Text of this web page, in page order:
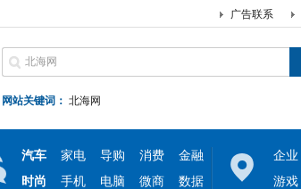
广告联系
网站关键词： 北海网
汽车 家电 导购 消费
金融
时尚
手机 电脑 微商 数据
企业
游戏